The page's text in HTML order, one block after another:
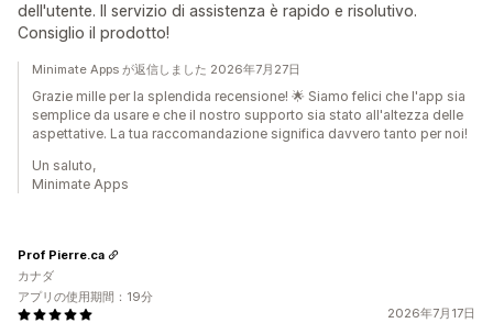
dell'utente. Il servizio di assistenza è rapido e risolutivo.
Consiglio il prodotto!
Minimate Apps が返信しました 2026年7月27日
Grazie mille per la splendida recensione! 🌟 Siamo felici che l'app sia
semplice da usare e che il nostro supporto sia stato all'altezza delle
aspettative. La tua raccomandazione significa davvero tanto per noi!
Un saluto,
Minimate Apps
2026年7月17日
Prof Pierre.ca
カナダ
アプリの使用期間：19分